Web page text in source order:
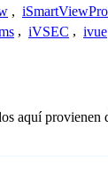
, iSmartViewPro
, iVSEC , ivue
provienen